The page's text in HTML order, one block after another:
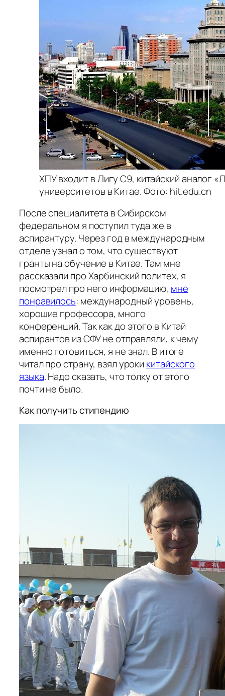
ХПУ входит в Лигу С9, китайский аналог
университетов в Китае. Фото: hit.edu.cn
После специалитета в Сибирском
федеральном я поступил туда же в
аспирантуру. Через год в международным
отделе узнал о том, что существуют
гранты на обучение в Китае. Там мне
рассказали про Харбинский политех, я
посмотрел про него информацию, мне
понравилось: международный уровень,
хорошие профессора, много
конференций. Так как до этого в Китай
аспирантов из СФУ не отправляли, к чему
именно готовиться, я не знал. В итоге
читал про страну, взял уроки китайского
языка. Надо сказать, что толку от этого
почти не было.
Как получить стипендию